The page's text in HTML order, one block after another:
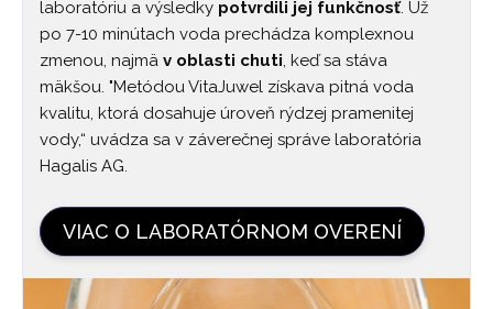
laboratóriu a výsledky potvrdili jej funkčnosť. Už
po 7-10 minútach voda prechádza komplexnou
zmenou, najmä v oblasti chuti, keď sa stáva
mäkšou. "Metódou VitaJuwel získava pitná voda
kvalitu, ktorá dosahuje úroveň rýdzej pramenitej
vody,“ uvádza sa v záverečnej správe laboratória
Hagalis AG.
VIAC O LABORATÓRNOM OVERENÍ